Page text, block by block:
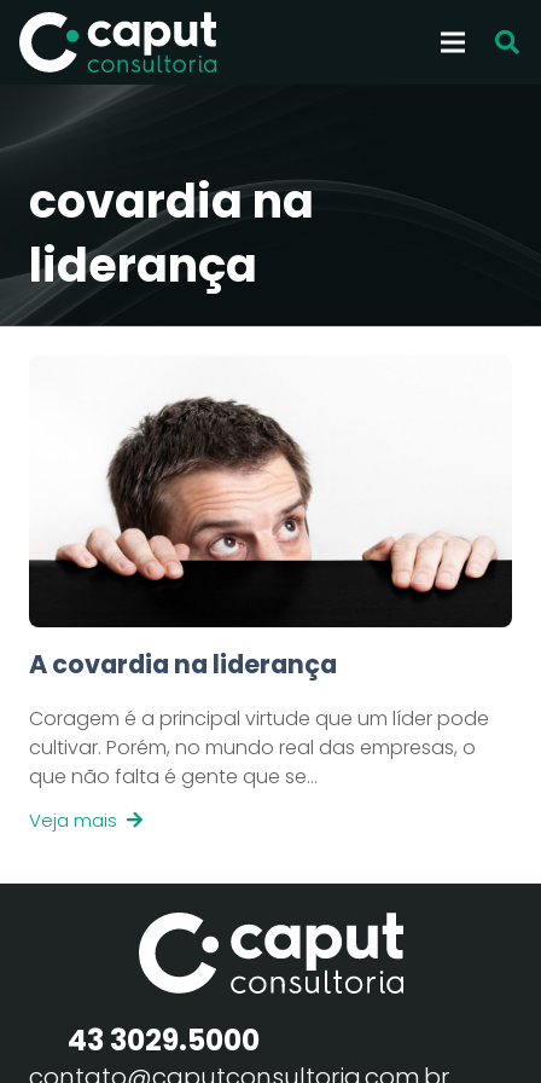
covardia na
liderança
A covardia na liderança
Coragem é a principal virtude que um líder pode
cultivar. Porém, no mundo real das empresas, o
que não falta é gente que se…
Veja mais
43 3029.5000